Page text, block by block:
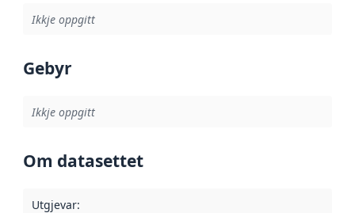
Ikkje oppgitt
Gebyr
Ikkje oppgitt
Om datasettet
Utgjevar: